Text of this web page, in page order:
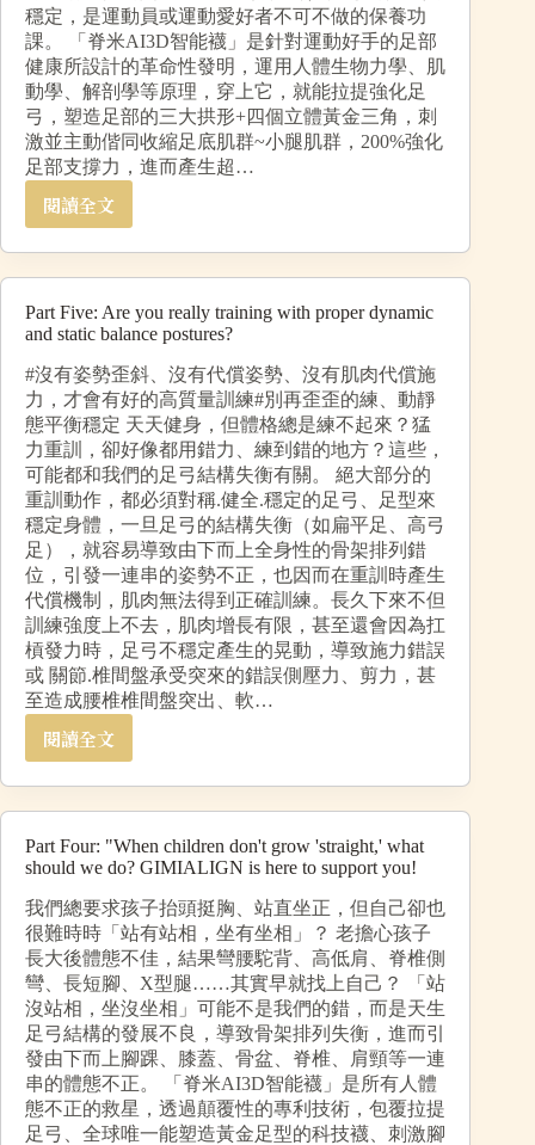
穩定，是運動員或運動愛好者不可不做的保養功
課。 「脊米AI3D智能襪」是針對運動好手的足部
健康所設計的革命性發明，運用人體生物力學、肌
動學、解剖學等原理，穿上它，就能拉提強化足
弓，塑造足部的三大拱形+四個立體黃金三角，刺
激並主動偕同收縮足底肌群~小腿肌群，200%強化
足部支撐力，進而產生超…
閱讀全文
Part Five: Are you really training with proper dynamic
and static balance postures?
#沒有姿勢歪斜、沒有代償姿勢、沒有肌肉代償施
力，才會有好的高質量訓練#別再歪歪的練、動靜
態平衡穩定 天天健身，但體格總是練不起來？猛
力重訓，卻好像都用錯力、練到錯的地方？這些，
可能都和我們的足弓結構失衡有關。 絕大部分的
重訓動作，都必須對稱.健全.穩定的足弓、足型來
穩定身體，一旦足弓的結構失衡（如扁平足、高弓
足），就容易導致由下而上全身性的骨架排列錯
位，引發一連串的姿勢不正，也因而在重訓時產生
代償機制，肌肉無法得到正確訓練。長久下來不但
訓練強度上不去，肌肉增長有限，甚至還會因為扛
槓發力時，足弓不穩定產生的晃動，導致施力錯誤
或 關節.椎間盤承受突來的錯誤側壓力、剪力，甚
至造成腰椎椎間盤突出、軟…
閱讀全文
Part Four: "When children don't grow 'straight,' what
should we do? GIMIALIGN is here to support you!
我們總要求孩子抬頭挺胸、站直坐正，但自己卻也
很難時時「站有站相，坐有坐相」？ 老擔心孩子
長大後體態不佳，結果彎腰駝背、高低肩、脊椎側
彎、長短腳、X型腿……其實早就找上自己？ 「站
沒站相，坐沒坐相」可能不是我們的錯，而是天生
足弓結構的發展不良，導致骨架排列失衡，進而引
發由下而上腳踝、膝蓋、骨盆、脊椎、肩頸等一連
串的體態不正。 「脊米AI3D智能襪」是所有人體
態不正的救星，透過顛覆性的專利技術，包覆拉提
足弓、全球唯一能塑造黃金足型的科技襪、刺激腳